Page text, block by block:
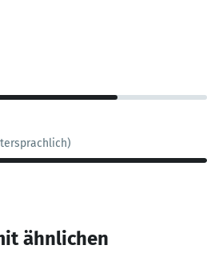
ähnlichen